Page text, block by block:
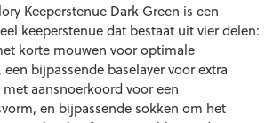
Keeperstenue Dark Green is een
keeperstenue dat bestaat uit vier delen:
korte mouwen voor optimale
bijpassende baselayer voor extra
aansnoerkoord voor een
en bijpassende sokken om het